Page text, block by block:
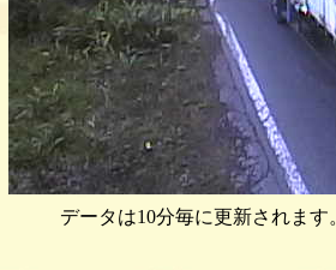
データは10分毎に更新されま